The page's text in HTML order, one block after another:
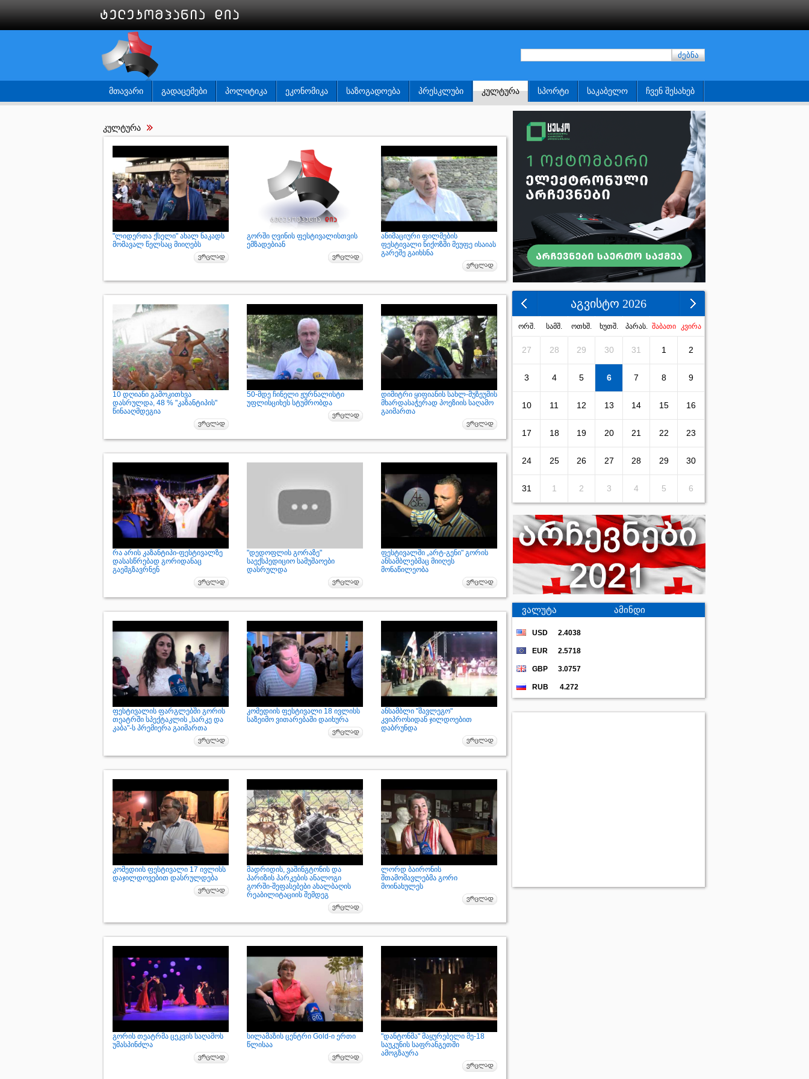
ძებნა
ᲛᲗᲐᲕᲐᲠᲘ ᲒᲐᲓᲐᲪᲔᲛᲔᲑᲘ ᲞᲝᲚᲘᲢᲘᲙᲐ ᲔᲙᲝᲜᲝᲛᲘᲙᲐ ᲡᲐᲖᲝᲒᲐᲓᲝᲔᲑᲐ ᲞᲠᲔᲡᲙᲚᲣᲑᲘ ᲙᲣᲚᲢᲣᲠᲐ ᲡᲞᲝᲠᲢᲘ ᲡᲐᲙᲐᲑᲔᲚᲝ ᲩᲕᲔᲜ ᲨᲔᲡᲐᲮᲔᲑ
კულტურა
"ლიდერთა ქსელი" ახალ ნაკადს
მომავალ წელსაც მიიღებს
გორში ღვინის ფესტივალისთვის
ემზადებიან
ანიმაციური ფილმების
ფესტივალი ნიქოზში მეუფე ისაიას
გარეშე გაიხსნა
10 დღიანი გამოკითხვა
დასრულდა, 48 % "კაზანტიპის"
წინააღმდეგია
50-მდე ჩინელი ჟურნალისტი
უფლისციხეს სტუმრობდა
დიმიტრი ყიფიანის სახლ-მუზეუმის
მხარდასაჭერად პოეზიის საღამო
გაიმართა
რა არის კაზანტიპი-ფესტივალზე
დასასწრებად გორიდანაც
გაემგზავრნენ
"დედოფლის გორაზე"
საექსპედიციო სამუშაოები
დასრულდა
ფესტივალში „არტ-გენი" გორის
ანსამბლებმაც მიიღეს
მონაწილეობა
ფესტივალის ფარგლებში გორის
თეატრში სპექტაკლის „სარკე და
კაბა"-ს პრემიერა გაიმართა
კომედიის ფესტივალი 18 ივლისს
საზეიმო ვითარებაში დაიხურა
ანსამბლი "შავლეგო"
კვიპროსიდან ჯილდოებით
დაბრუნდა
კომედიის ფესტივალი 17 ივლისს
დაჯილდოვებით დასრულდება
მადრიდის, ვაშინგტონის და
პარიზის პარკების ანალოგი
გორში-შეფასებები ახალბაღის
რეაბილიტაციის შემდეგ
ლორდ ბაირონის
შთამომავლებმა გორი
მოინახულეს
გორის თეატრმა ცეკვის საღამოს
უმასპინძლა
სილამაზის ცენტრი Gold-ი ერთი
წლისაა
"დანტონმა" მაყურებელი მე-18
საუკუნის საფრანგეთში
ამოგზაურა
აგვისტო 2026
ორშ. სამშ. ოთხშ. ხუთშ. პარას. შაბათი კვირა
27 28 29 30 31 1 2
3 4 5 6 7 8 9
10 11 12 13 14 15 16
17 18 19 20 21 22 23
24 25 26 27 28 29 30
31 1 2 3 4 5 6
ვალუტა ამინდი
USD 2.4038
EUR 2.5718
GBP 3.0757
RUB 4.272